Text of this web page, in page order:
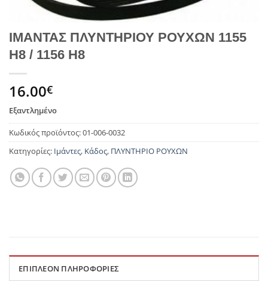
ΙΜΑΝΤΑΣ ΠΛΥΝΤΗΡΙΟΥ ΡΟΥΧΩΝ 1155
H8 / 1156 H8
16.00€
Εξαντλημένο
Κωδικός προϊόντος:01-006-0032
Κατηγορίες: Ιμάντες, Κάδος, ΠΛΥΝΤΗΡΙΟ ΡΟΥΧΩΝ
ΕΠΙΠΛΈΟΝ ΠΛΗΡΟΦΟΡΊΕΣ